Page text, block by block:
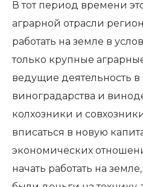
В тот период времени
аграрной отрасли
работать на земле в
только крупные
ведущие деятельность в
виноградарства и
колхозники и
вписаться в новую
экономических
начать работать на